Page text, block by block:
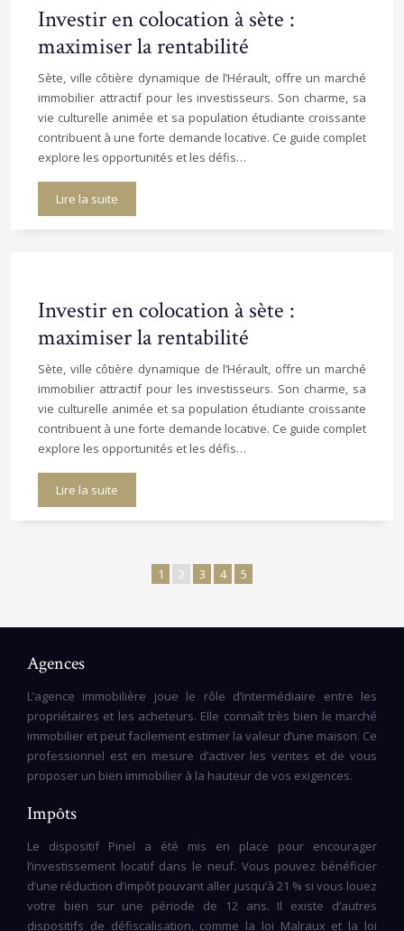
Investir en colocation à sète :
maximiser la rentabilité
Sète, ville côtière dynamique de l’Hérault, offre un marché
immobilier attractif pour les investisseurs. Son charme, sa
vie culturelle animée et sa population étudiante croissante
contribuent à une forte demande locative. Ce guide complet
explore les opportunités et les défis…
Lire la suite
Investir en colocation à sète :
maximiser la rentabilité
Sète, ville côtière dynamique de l’Hérault, offre un marché
immobilier attractif pour les investisseurs. Son charme, sa
vie culturelle animée et sa population étudiante croissante
contribuent à une forte demande locative. Ce guide complet
explore les opportunités et les défis…
Lire la suite
1 2 3 4 5
Agences
L’agence immobilière joue le rôle d’intermédiaire entre les
propriétaires et les acheteurs. Elle connaît très bien le marché
immobilier et peut facilement estimer la valeur d’une maison. Ce
professionnel est en mesure d’activer les ventes et de vous
proposer un bien immobilier à la hauteur de vos exigences.
Impôts
Le dispositif Pinel a été mis en place pour encourager
l’investissement locatif dans le neuf. Vous pouvez bénéficier
d’une réduction d’impôt pouvant aller jusqu’à 21 % si vous louez
votre bien sur une période de 12 ans. Il existe d’autres
dispositifs de défiscalisation, comme la loi Malraux et la loi